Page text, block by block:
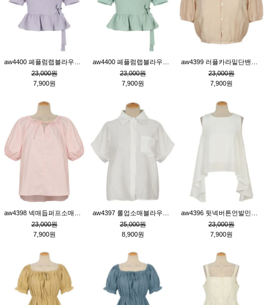
23,000원
7,900원
23,000원
7,900원
23,000원
7,900원
23,000원
7,900원
25,000원
8,900원
23,000원
7,900원